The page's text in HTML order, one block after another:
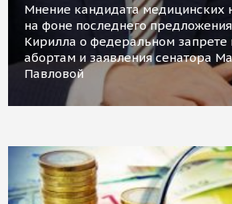
Мнение кандидата медицинских
на фоне последнего
Кирилла о федеральном запрете
абортам и заявления сенатора
Павловой